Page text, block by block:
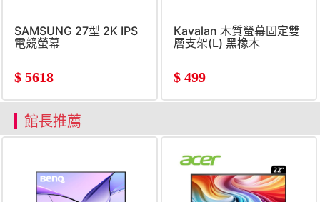
SAMSUNG 27型 2K IPS
電競螢幕
$ 5618
Kavalan 木質螢幕固定雙
層支架(L) 黑橡木
$ 499
館長推薦